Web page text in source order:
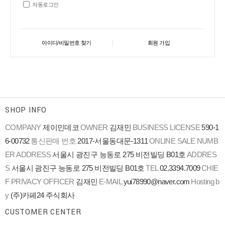
자동로그인
아이디/비밀번호 찾기 회원 가입
SHOP INFO
COMPANY제이민데코 OWNER 김재민 BUSINESS LICENSE590-1
6-00732통신판매 번호 2017-서울동대문-1311ONLINE SALE NUMB
ERADDRESS서울시 광진구 능동로 275 비전빌딩 B01호 ADDRES
S서울시 광진구 능동로 275 비전빌딩 B01호 TEL 02.3394.7009CHIE
F PRIVACY OFFICER 김재민 E-MAIL yui78990@naver.com Hosting b
y(주)카페24 주식회사
CUSTOMER CENTER